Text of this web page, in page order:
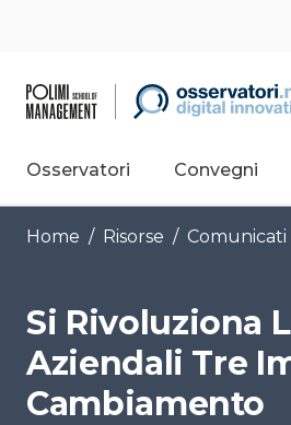
Osservatori Convegni
Home / Risorse / Comunicati
Si Rivoluziona
Aziendali Tre
Cambiamento